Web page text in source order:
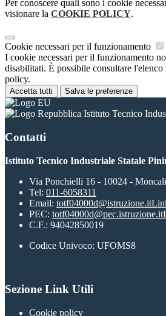
Per conoscere quali sono i cookie
visionare la COOKIE POLICY.
Cookie necessari per il funzionamento
I cookie necessari per il funzionamento
disabilitati. È possibile consultare
policy.
Accetta tutti Salva le preferenze
Istituto Tecnico
Contatti
Istituto Tecnico Industriale Statale
Via Ponchielli 16 - 10024 -
Tel: 011-6058311
Email: totf04000d@istruzione.it
PEC: totf04000d@pec.istruzione.it
C.F.: 94042850019
Codice Univoco: UFOMS8
Sezione Link Utili
Cookie policy